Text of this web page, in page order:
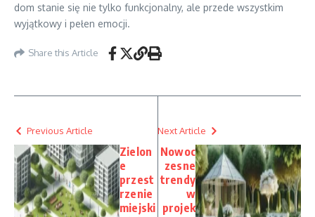
dom stanie się nie tylko funkcjonalny, ale przede wszystkim
wyjątkowy i pełen emocji.
Share this Article
Previous Article
Zielon
e
przest
rzenie
miejski
Next Article
Nowoc
zesne
trendy
w
projek